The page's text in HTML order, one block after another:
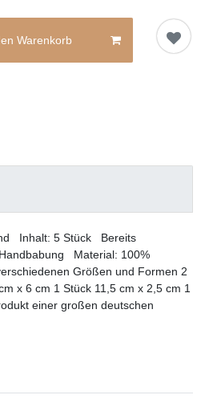
Warenkorb
Inhalt: 5 Stück Bereits
Material: 100%
Größen und Formen 2
x 6 cm 1 Stück 11,5 cm x 2,5 cm 1
einer großen deutschen